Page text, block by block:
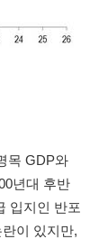
목 GDP와
년대 후반
입지인 반포
란이 있지만,